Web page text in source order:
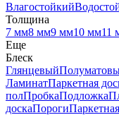
Влагостойкий
Толщина
7 мм8 мм9 мм10 мм11
Еще
Блеск
Глянцевый
ЛаминатПаркетная
полПробкаПодложка
доскаПороги